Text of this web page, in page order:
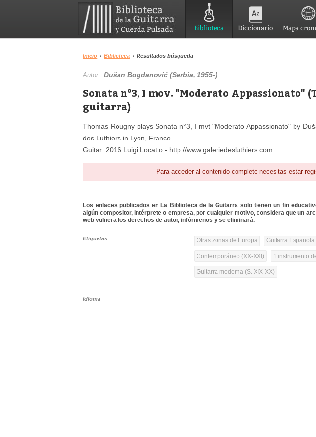
Biblioteca Diccionario Mapa
Inicio › Biblioteca › Resultados búsqueda
Autor:Dušan Bogdanović (Serbia, 1955-)
Sonata n°3, I mov. "Moderato Appassionato"
guitarra)
Thomas Rougny plays Sonata n°3, I mvt "Moderato Appassionato" by
des Luthiers in Lyon, France.
Guitar: 2016 Luigi Locatto - http://www.galeriedesluthiers.com
Para acceder al contenido completo necesitas estar
Los enlaces publicados en La Biblioteca de la Guitarra solo tienen un fin
algún compositor, intérprete o empresa, por cualquier motivo, considera que un
web vulnera los derechos de autor, infórmenos y se eliminará.
Etiquetas Otras zonas de Europa Guitarra Española
Contemporáneo (XX-XXI) 1 instrumento
Guitarra moderna (S. XIX-XX)
Idioma